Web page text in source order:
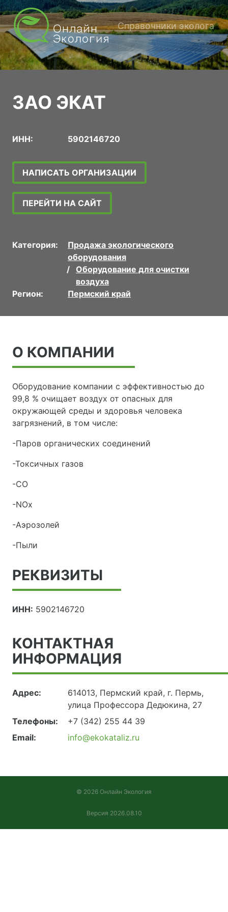
Справочники эколога
ЗАО ЭКАТ
ИНН: 5902146720
НАПИСАТЬ ОРГАНИЗАЦИИ
ПЕРЕЙТИ НА САЙТ
Категория:
Продажа экологического
оборудования
Оборудование для очистки
воздуха
Регион:
Пермский край
О КОМПАНИИ
Оборудование компании с эффективностью до
99,8 % очищает воздух от опасных для
окружающей среды и здоровья человека
загрязнений, в том числе:
-Паров органических соединений
-Токсичных газов
-СО
-NOx
-Аэрозолей
-Пыли
РЕКВИЗИТЫ
ИНН: 5902146720
КОНТАКТНАЯ
ИНФОРМАЦИЯ
Адрес:
614013, Пермский край, г. Пермь,
улица Профессора Дедюкина, 27
Телефоны:
+7 (342) 255 44 39
Email:
info@ekokataliz.ru
© 2026 Онлайн Экология
Версия 2026.08.10